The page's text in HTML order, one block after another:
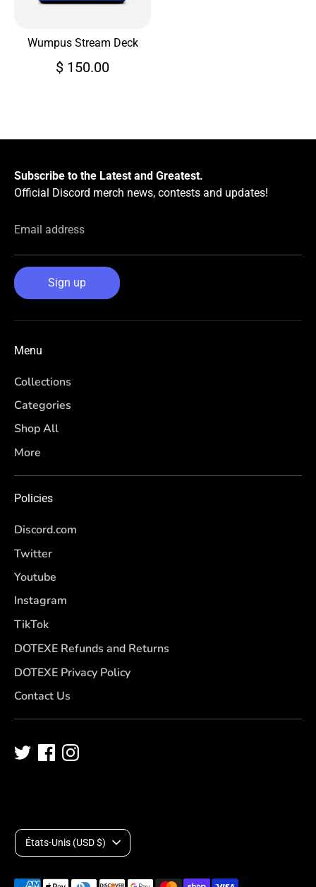
Wumpus Stream Deck
$ 150.00
Subscribe to the Latest and Greatest.
Official Discord merch news, contests and updates!
Email address
Sign up
Menu
Collections
Categories
Shop All
More
Policies
Discord.com
Twitter
Youtube
Instagram
TikTok
DOTEXE Refunds and Returns
DOTEXE Privacy Policy
Contact Us
D
e
États-Unis (USD $)